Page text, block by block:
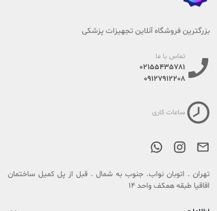
بزرگترین فروشگاه آنلاین تجهیزات پزشکی
تماس با ما
02155435781
09127912208
ساعات کاری
تهران . اتوبان نواب. جنوب به شمال . قبل از پل کمیل ساختمان
اقاقیا طبقه همکف واحد 14